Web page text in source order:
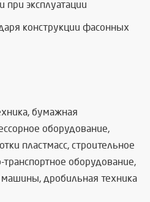
при эксплуатации
конструкции фасонных
бумажная
оборудование,
пластмасс, строительное
оборудование,
дробильная техника